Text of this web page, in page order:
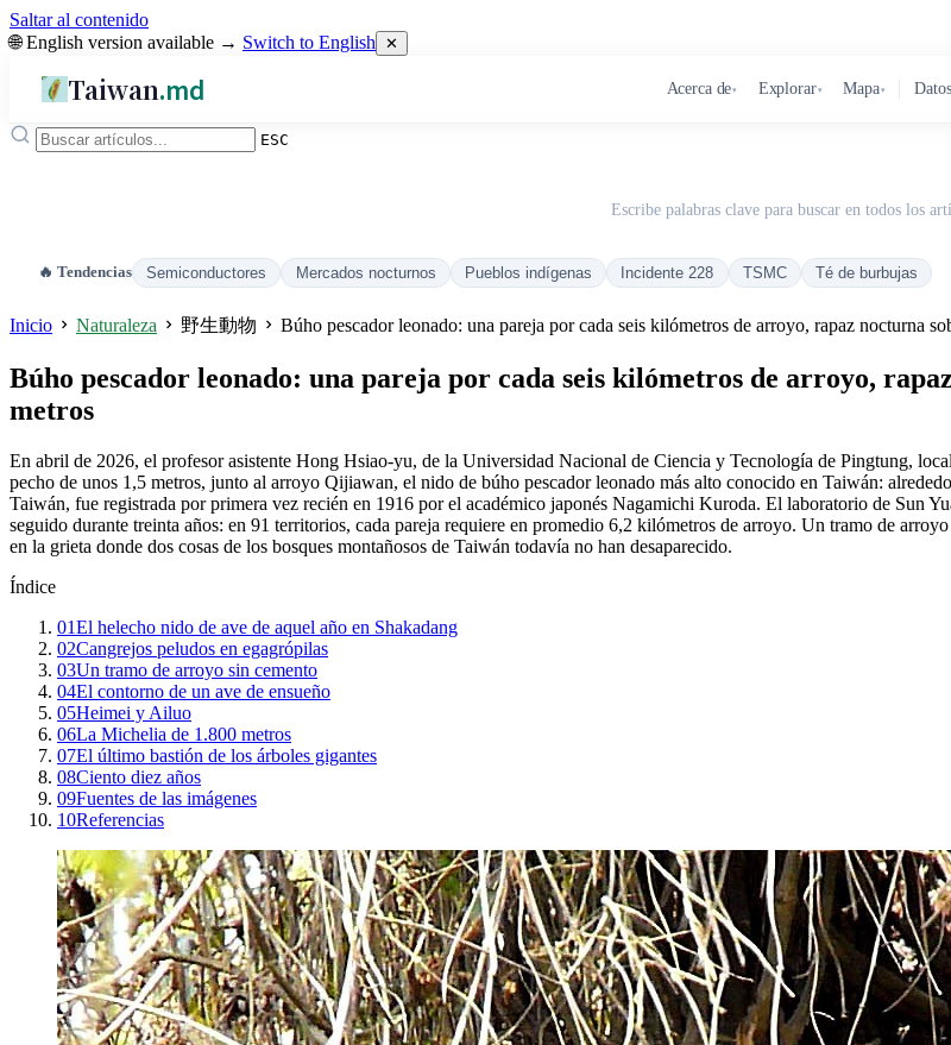
Saltar al contenido
🌐 English version available → Switch to English ✕
Taiwan.md Acerca de▾ Explorar▾ Mapa▾ Datos
ESC
Escribe palabras clave para buscar en todos los
🔥 Tendencias Semiconductores Mercados nocturnos Pueblos indígenas Incidente 228 TSMC Té de burbujas
Inicio Naturaleza 野生動物 Búho pescador leonado: una pareja por cada seis kilómetros de arroyo, rapaz nocturna
Búho pescador leonado: una pareja por cada seis kilómetros de arroyo,
metros
En abril de 2026, el profesor asistente Hong Hsiao-yu, de la Universidad Nacional de Ciencia y Tecnología de Pingtung,
pecho de unos 1,5 metros, junto al arroyo Qijiawan, el nido de búho pescador leonado más alto conocido en Taiwán:
Taiwán, fue registrada por primera vez recién en 1916 por el académico japonés Nagamichi Kuroda. El laboratorio de Sun
seguido durante treinta años: en 91 territorios, cada pareja requiere en promedio 6,2 kilómetros de arroyo. Un tramo de
en la grieta donde dos cosas de los bosques montañosos de Taiwán todavía no han desaparecido.
Índice
01El helecho nido de ave de aquel año en Shakadang
02Cangrejos peludos en egagrópilas
03Un tramo de arroyo sin cemento
04El contorno de un ave de ensueño
05Heimei y Ailuo
06La Michelia de 1.800 metros
07El último bastión de los árboles gigantes
08Ciento diez años
09Fuentes de las imágenes
10Referencias